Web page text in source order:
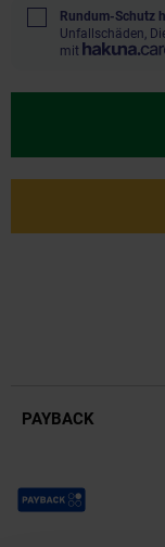
Rundum-Schutz
Unfallschäden,
mit
PAYBACK
Payback Punkte